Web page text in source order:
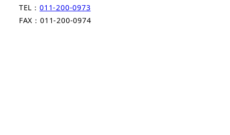
TEL： 011-200-0973
FAX：011-200-0974